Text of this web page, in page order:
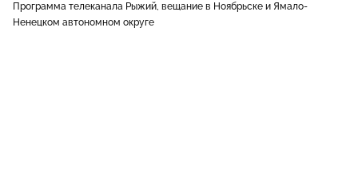
Программа телеканала Рыжий, вещание в Ноябрьске и Ямало-
Ненецком автономном округе